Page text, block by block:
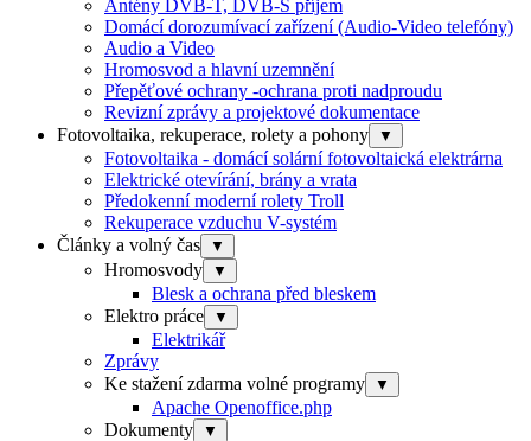
Antény DVB-T, DVB-S příjem
Domácí dorozumívací zařízení (Audio-Video telefóny)
Audio a Video
Hromosvod a hlavní uzemnění
Přepěťové ochrany -ochrana proti nadproudu
Revizní zprávy a projektové dokumentace
Fotovoltaika, rekuperace, rolety a pohony
▼
Fotovoltaika - domácí solární fotovoltaická elektrárna
Elektrické otevírání, brány a vrata
Předokenní moderní rolety Troll
Rekuperace vzduchu V-systém
Články a volný čas
▼
Hromosvody ▼
Blesk a ochrana před bleskem
Elektro práce
▼
Elektrikář
Zprávy
Ke stažení zdarma volné programy
▼
Apache Openoffice.php
Dokumenty
▼